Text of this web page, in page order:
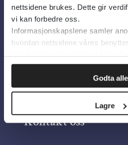
nettsidene brukes. Dette gir
vi kan forbedre oss.
Informasjonskapslene samler
hvordan nettsidene våres
innsikt som gjør at vi kan
Godta alle
Lagre
Om Helsebiblioteket
Personvern og
Tilgjengelighetserklæring
Information in English
Bilder fra Colourbox.com
Kontakt oss